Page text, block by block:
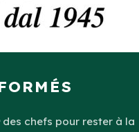
chefs pour rester à la